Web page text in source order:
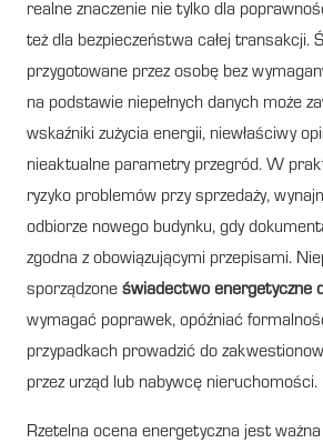
realne znaczenie nie tylko dla
też dla bezpieczeństwa całej transakcji.
przygotowane przez osobę bez
na podstawie niepełnych danych może
wskaźniki zużycia energii, niewłaściwy
nieaktualne parametry przegród. W
ryzyko problemów przy sprzedaży,
odbiorze nowego budynku, gdy
zgodna z obowiązującymi przepisami.
sporządzone świadectwo energetyczne
wymagać poprawek, opóźniać
przypadkach prowadzić do
przez urząd lub nabywcę nieruchomości.
Rzetelna ocena energetyczna jest